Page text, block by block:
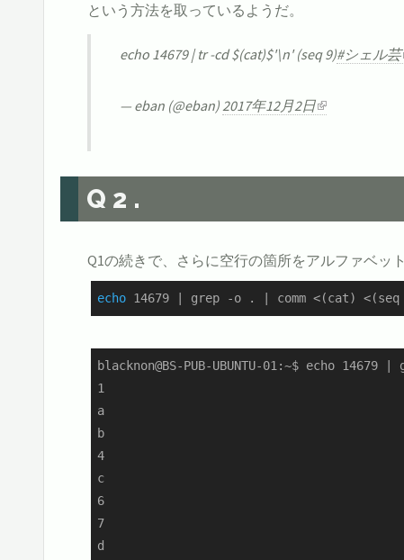
という方法を取っているようだ。
echo 14679 | tr -cd $(cat)$'\n' (seq 9)#シェル芸
— eban (@eban) 2017年12月2日
Q2.
Q1の続きで、さらに空行の箇所をアルファベッ
echo 14679 | grep -o . | comm <(cat)
blacknon@BS-PUB-UBUNTU-01:~$
1
a
b
4
c
6
7
d